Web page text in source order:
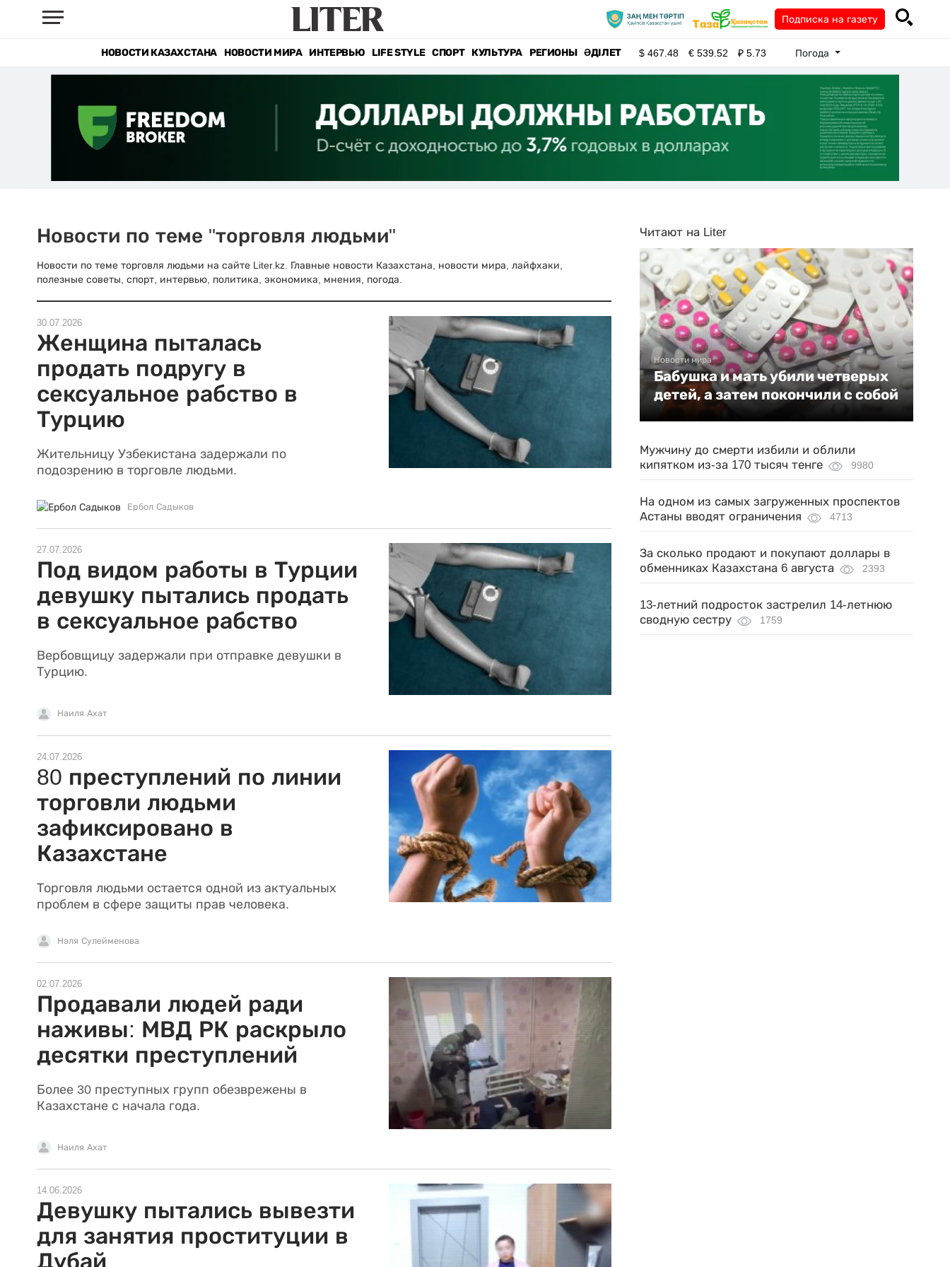
Подписка на газету
НОВОСТИ КАЗАХСТАНА НОВОСТИ МИРА ИНТЕРВЬЮ LIFE STYLE СПОРТ КУЛЬТУРА РЕГИОНЫ ӘДІЛЕТ $467.48 €539.52 ₽5.73 Погода
Новости по теме "торговля людьми"
Новости по теме торговля людьми на сайте Liter.kz. Главные новости Казахстана, новости мира, лайфхаки,
полезные советы, спорт, интервью, политика, экономика, мнения, погода.
30.07.2026
Женщина пыталась
продать подругу в
сексуальное рабство в
Турцию
Жительницу Узбекистана задержали по
подозрению в торговле людьми.
Ербол Садыков
27.07.2026
Под видом работы в Турции
девушку пытались продать
в сексуальное рабство
Вербовщицу задержали при отправке девушки в
Турцию.
Наиля Ахат
24.07.2026
80 преступлений по линии
торговли людьми
зафиксировано в
Казахстане
Торговля людьми остается одной из актуальных
проблем в сфере защиты прав человека.
Нэля Сулейменова
02.07.2026
Продавали людей ради
наживы: МВД РК раскрыло
десятки преступлений
Более 30 преступных групп обезврежены в
Казахстане с начала года.
Наиля Ахат
14.06.2026
Девушку пытались вывезти
для занятия проституции в
Дубай
Читают на Liter
Новости мира
Бабушка и мать убили четверых
детей, а затем покончили с собой
Мужчину до смерти избили и облили
кипятком из-за 170 тысяч тенге
9980
На одном из самых загруженных проспектов
Астаны вводят ограничения
4713
За сколько продают и покупают доллары в
обменниках Казахстана 6 августа
2393
13-летний подросток застрелил 14-летнюю
сводную сестру
1759